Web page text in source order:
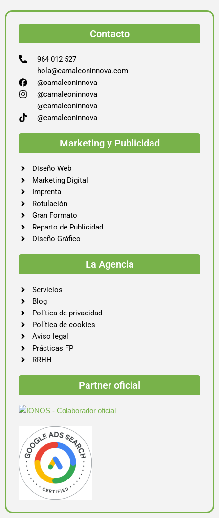
Contacto
964 012 527
hola@camaleoninnova.com
@camaleoninnova
@camaleoninnova
@camaleoninnova
@camaleoninnova
Marketing y Publicidad
Diseño Web
Marketing Digital
Imprenta
Rotulación
Gran Formato
Reparto de Publicidad
Diseño Gráfico
La Agencia
Servicios
Blog
Política de privacidad
Política de cookies
Aviso legal
Prácticas FP
RRHH
Partner oficial